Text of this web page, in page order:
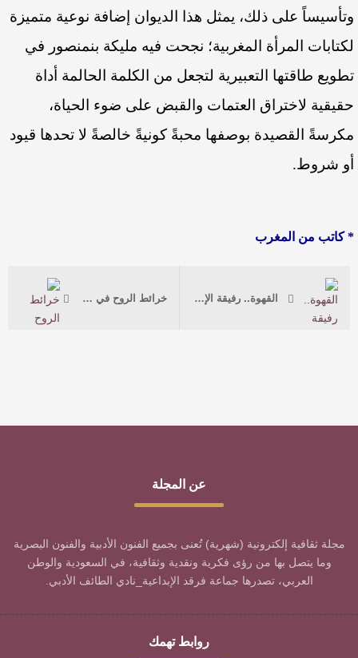
وتأسيساً على ذلك، يمثل هذا الديوان إضافة نوعية متميزة
لكتابات المرأة المغربية؛ نجحت فيه مليكة بنمنصور في
تطويع طاقتها التعبيرية لتجعل من الكلمة الحالمة أداة
حقيقية لاختراق العتمات والقبض على ضوء الحياة،
مكرسةً القصيدة بوصفها محبةً كونيةً خالصةً لا تحدها قيود
أو شروط.
* كاتب من المغرب
القهوة.. رفيقة الإبداع بين طقوس الكتابة وأسرار المعرفة خرائط الروح في محراب المغترب.. قراءة في واحات النور ببلاد الضباب كوزموبوليتانية.. في مجموعة “رفيقات التراويح” القصصية للكاتبة القديرة نجوى الطامي
عن المجلة
مجلة ثقافية إلكترونية (شهرية) تُعنى بجميع الفنون الأدبية والفنون البصرية
وما يتصل بها من رؤى فكرية ونقدية وثقافية، في السعودية والوطن
العربي، تصدرها جماعة فرقد الإبداعية_نادي الطائف الأدبي.
روابط تهمك